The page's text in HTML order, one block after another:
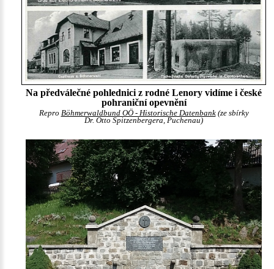
Na předválečné pohlednici z rodné Lenory vidíme i české
pohraniční opevnění
Repro Böhmerwaldbund OÖ - Historische Datenbank(ze sbírky
Dr. Otto Spitzenbergera, Puchenau)